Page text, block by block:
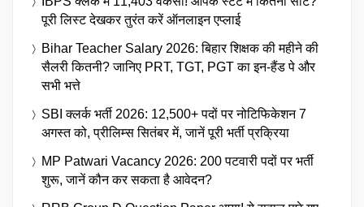
पूरी लिस्ट देखकर तुरंत करें ऑनलाइन एप्लाई
Bihar Teacher Salary 2026: बिहार शिक्षक की महीने की
सैलरी कितनी? जानिए PRT, TGT, PGT का इन-हैंड पे और
सभी भत्ते
SBI क्लर्क भर्ती 2026: 12,500+ पदों पर नोटिफिकेशन 7
अगस्त को, प्रीलिम्स सितंबर में, जानें पूरी भर्ती प्रक्रिया
MP Patwari Vacancy 2026: 200 पटवारी पदों पर भर्ती
शुरू, जानें कौन कर सकता है आवेदन?